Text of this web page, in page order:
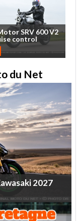
SRV 600V2
control
du Net
2027